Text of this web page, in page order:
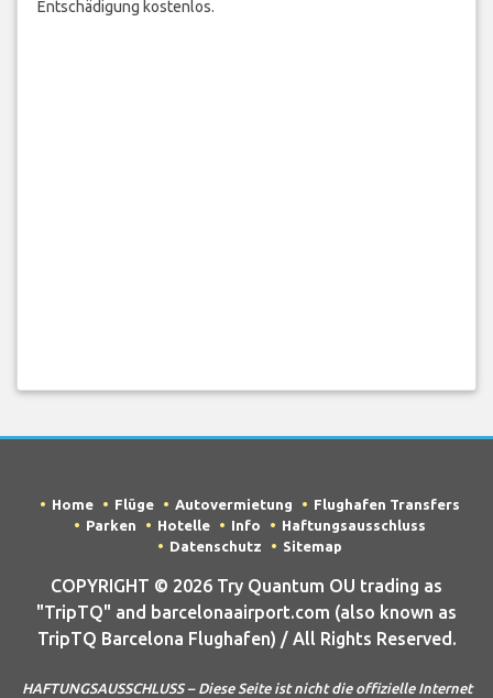
Entschädigung kostenlos.
Home Flüge Autovermietung
Flughafen Transfers
Parken
Hotelle Info
Haftungsausschluss
Datenschutz
Sitemap
COPYRIGHT © 2026 Try Quantum OU trading as
"TripTQ" and barcelonaairport.com (also known as
TripTQ Barcelona Flughafen) / All Rights Reserved.
HAFTUNGSAUSSCHLUSS – Diese Seite ist nicht die offizielle Internet